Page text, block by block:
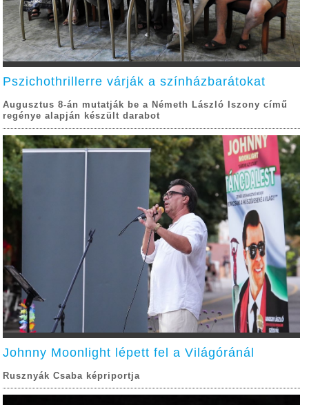
Pszichothrillerre várják a színházbarátokat
Augusztus 8-án mutatják be a Németh László Iszony című
regénye alapján készült darabot
Johnny Moonlight lépett fel a Világóránál
Rusznyák Csaba képriportja